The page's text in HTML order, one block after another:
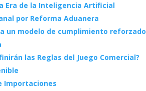
Era de la Inteligencia Artificial
por Reforma Aduanera
un modelo de cumplimiento reforzado
las Reglas del Juego Comercial?
Importaciones